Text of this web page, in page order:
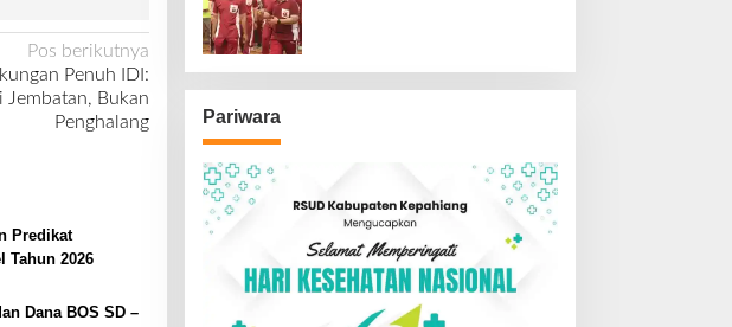
Pos berikutnya
Penuh IDI:
Jembatan, Bukan
Penghalang
Predikat
Tahun 2026
Dana BOS SD –
Pariwara